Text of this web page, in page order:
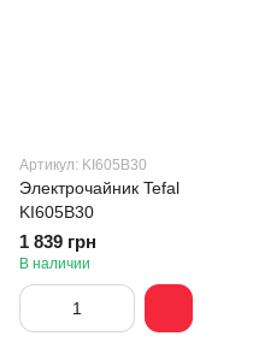
Артикул: KI605B30
Электрочайник Tefal
KI605B30
1 839 грн
В наличии